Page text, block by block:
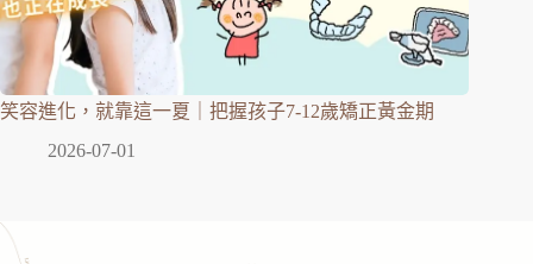
笑容進化，就靠這一夏｜把握孩子7-12歲矯正黃金期
2026-07-01